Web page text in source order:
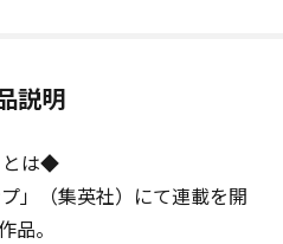
説明
とは◆
」（集英社）にて連載を開
品。